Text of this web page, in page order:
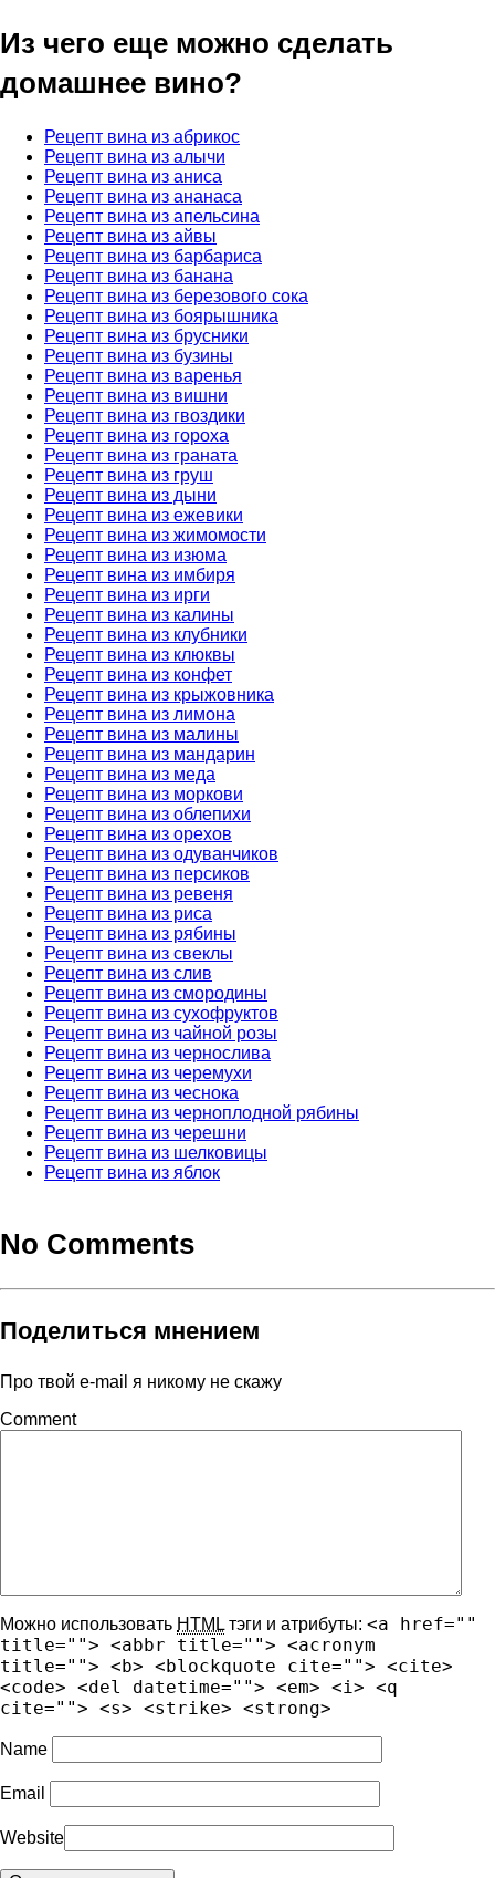
Из чего еще можно сделать
домашнее вино?
Рецепт вина из абрикос
Рецепт вина из алычи
Рецепт вина из аниса
Рецепт вина из ананаса
Рецепт вина из апельсина
Рецепт вина из айвы
Рецепт вина из барбариса
Рецепт вина из банана
Рецепт вина из березового сока
Рецепт вина из боярышника
Рецепт вина из брусники
Рецепт вина из бузины
Рецепт вина из варенья
Рецепт вина из вишни
Рецепт вина из гвоздики
Рецепт вина из гороха
Рецепт вина из граната
Рецепт вина из груш
Рецепт вина из дыни
Рецепт вина из ежевики
Рецепт вина из жимомости
Рецепт вина из изюма
Рецепт вина из имбиря
Рецепт вина из ирги
Рецепт вина из калины
Рецепт вина из клубники
Рецепт вина из клюквы
Рецепт вина из конфет
Рецепт вина из крыжовника
Рецепт вина из лимона
Рецепт вина из малины
Рецепт вина из мандарин
Рецепт вина из меда
Рецепт вина из моркови
Рецепт вина из облепихи
Рецепт вина из орехов
Рецепт вина из одуванчиков
Рецепт вина из персиков
Рецепт вина из ревеня
Рецепт вина из риса
Рецепт вина из рябины
Рецепт вина из свеклы
Рецепт вина из слив
Рецепт вина из смородины
Рецепт вина из сухофруктов
Рецепт вина из чайной розы
Рецепт вина из чернослива
Рецепт вина из черемухи
Рецепт вина из чеснока
Рецепт вина из черноплодной рябины
Рецепт вина из черешни
Рецепт вина из шелковицы
Рецепт вина из яблок
No Comments
Поделиться мнением
Про твой e-mail я никому не скажу
Comment
Можно использовать HTML тэги и атрибуты: <a href=""
title=""> <abbr title=""> <acronym
title=""> <b> <blockquote cite=""> <cite>
<code> <del datetime=""> <em> <i> <q
cite=""> <s> <strike> <strong>
Name
Email
Website